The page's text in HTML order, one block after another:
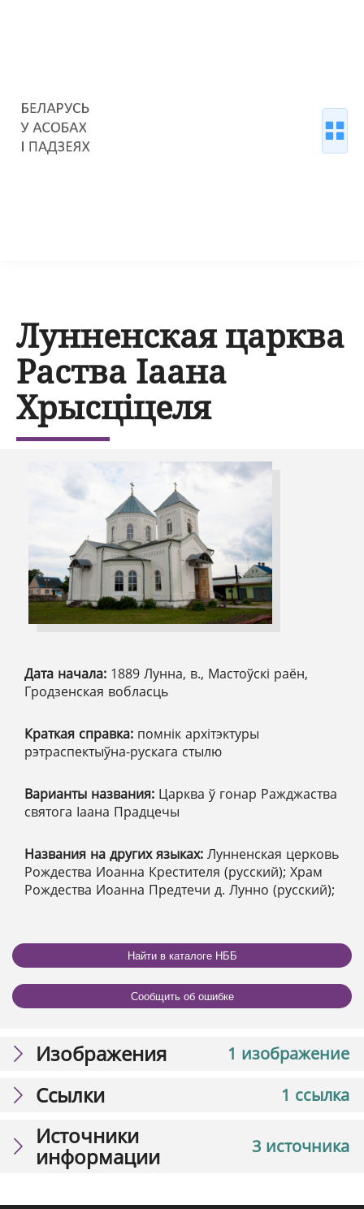
Лунненская царква
Раства Іаана
Хрысціцеля
Дата начала: 1889 Лунна, в., Мастоўскі раён,
Гродзенская вобласць
Краткая справка: помнік архітэктуры
рэтраспектыўна-рускага стылю
Варианты названия: Царква ў гонар Ражджаства
святога Іаана Прадцечы
Названия на других языках: Лунненская церковь
Рождества Иоанна Крестителя (русский); Храм
Рождества Иоанна Предтечи д. Лунно (русский);
Найти в каталоге НББ
Сообщить об ошибке
1 изображение
Изображения
1 ссылка
Ссылки
3 источника
Источники
информации